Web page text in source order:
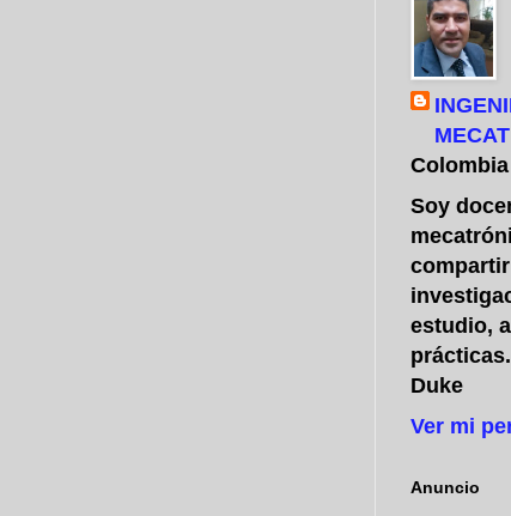
Colombia
Soy
estudio,
Duke
Ver mi
Anuncio